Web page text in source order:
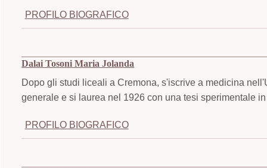
PROFILO BIOGRAFICO
Dalai Tosoni Maria Jolanda
Dopo gli studi liceali a Cremona, s'iscrive a medicina
generale e si laurea nel 1926 con una tesi sperimentale
PROFILO BIOGRAFICO